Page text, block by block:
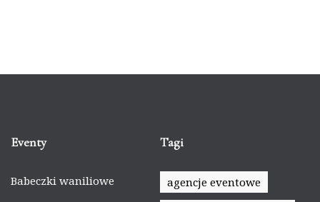
Eventy
Babeczki waniliowe
Tagi
agencje eventowe